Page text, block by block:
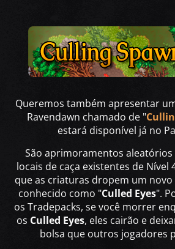
Queremos também apresentar
Ravendawn chamado de "
estará disponível já no
São aprimoramentos
locais de caça existentes de Nível
que as criaturas dropem um
conhecido como "Culled Eyes".
os Tradepacks, se você morrer
os Culled Eyes, eles cairão e
bolsa que outros jogadores